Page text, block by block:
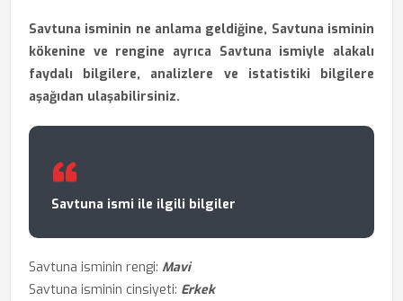
Savtuna isminin ne anlama geldiğine, Savtuna isminin
kökenine ve rengine ayrıca Savtuna ismiyle alakalı
faydalı bilgilere, analizlere ve istatistiki bilgilere
aşağıdan ulaşabilirsiniz.
Savtuna ismi ile ilgili bilgiler
Savtuna isminin rengi: Mavi
Savtuna isminin cinsiyeti: Erkek